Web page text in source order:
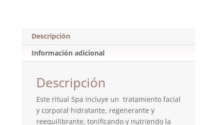
Descripción
Información adicional
Descripción
Este ritual Spa incluye un tratamiento facial
y corporal hidratante, regenerante y
reequilibrante, tonificando y nutriendo la